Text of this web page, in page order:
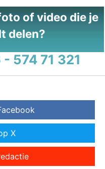
of video die je
delen?
574 71 321
X